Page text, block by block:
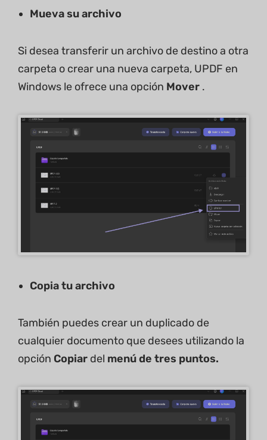
Mueva su archivo
Si desea transferir un archivo de destino a otra
carpeta o crear una nueva carpeta, UPDF en
Windows le ofrece una opción Mover .
Copia tu archivo
También puedes crear un duplicado de
cualquier documento que desees utilizando la
opción Copiar del menú de tres puntos.